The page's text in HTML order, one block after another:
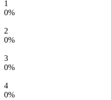
1
0%
2
0%
3
0%
4
0%